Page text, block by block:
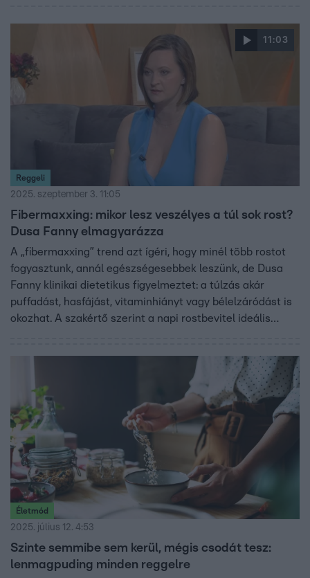
11:03
Reggeli
2025. szeptember 3. 11:05
Fibermaxxing: mikor lesz veszélyes a túl sok rost?
Dusa Fanny elmagyarázza
A „fibermaxxing” trend azt ígéri, hogy minél több rostot
fogyasztunk, annál egészségesebbek leszünk, de Dusa
Fanny klinikai dietetikus figyelmeztet: a túlzás akár
puffadást, hasfájást, vitaminhiányt vagy bélelzáródást is
okozhat. A szakértő szerint a napi rostbevitel ideális
kiőrlésű gabonák, zöldségek és hüvelyesek, míg a
finomított ételek és a fehér kenyér kevés rostot biztosít.
Életmód
2025. július 12. 4:53
Szinte semmibe sem kerül, mégis csodát tesz:
lenmagpuding minden reggelre